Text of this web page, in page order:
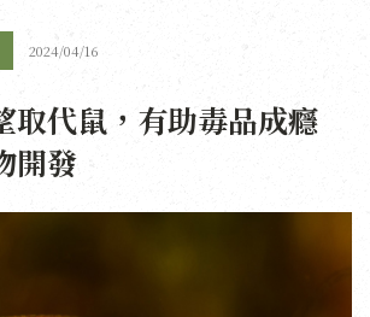
2024/04/16
取代鼠，有助毒品成癮
開發